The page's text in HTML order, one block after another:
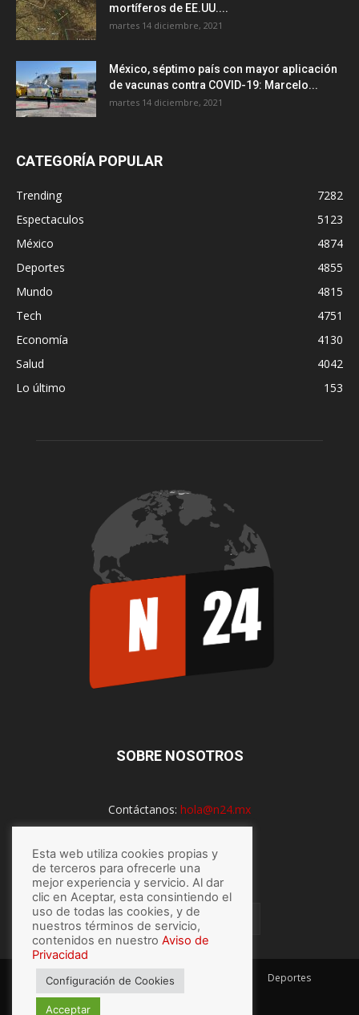
mortíferos de EE.UU....
martes 14 diciembre, 2021
México, séptimo país con mayor aplicación
de vacunas contra COVID-19: Marcelo...
martes 14 diciembre, 2021
CATEGORÍA POPULAR
Trending
7282
Espectaculos
5123
México
4874
Deportes
4855
Mundo
4815
Tech
4751
Economía
4130
Salud
4042
Lo último
153
SOBRE NOSOTROS
Contáctanos: hola@n24.mx
SÍGUENOS
México Mundo Economía
Deportes
Espectaculos
Esta web utiliza cookies propias y
de terceros para ofrecerle una
mejor experiencia y servicio. Al dar
clic en Aceptar, esta consintiendo el
uso de todas las cookies, y de
nuestros términos de servicio,
contenidos en nuestro Aviso de
Privacidad
Configuración de Cookies
Acceptar